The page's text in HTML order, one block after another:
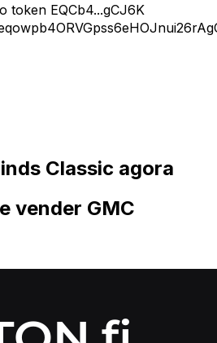
token EQCb4...gCJ6K
Classic agora
vender GMC